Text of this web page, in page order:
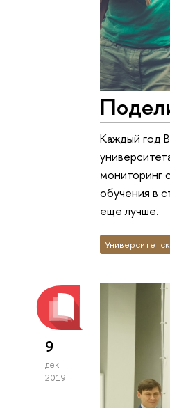
Каждый год
мониторинг
обучения в
еще лучше.
9
дек
2019